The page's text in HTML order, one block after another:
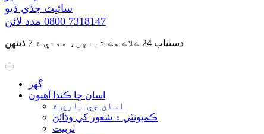
سائيٽ ڇڏي ڏيو
0800 7318147
دستياب 24 ڪلاڪ هڪ ڏينهن، هفتي ۾ 7 ڏينهن
گهر
اسان ڇا ڪندا آهيون
اسان جي باري ۾
ڪميونٽي ۾ شعور کي وڌائڻ
تربيت